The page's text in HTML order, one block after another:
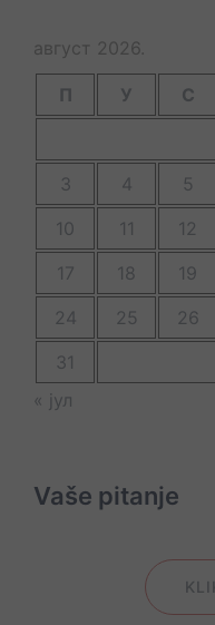
август 2026.
П У С
3
4 5
10
11 12
17
18 19
24
25 26
31
« јул
Vaše pitanje